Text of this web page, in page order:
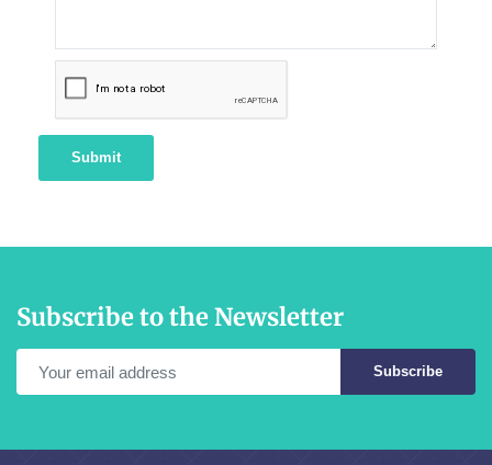
Submit
Subscribe to the Newsletter
Subscribe